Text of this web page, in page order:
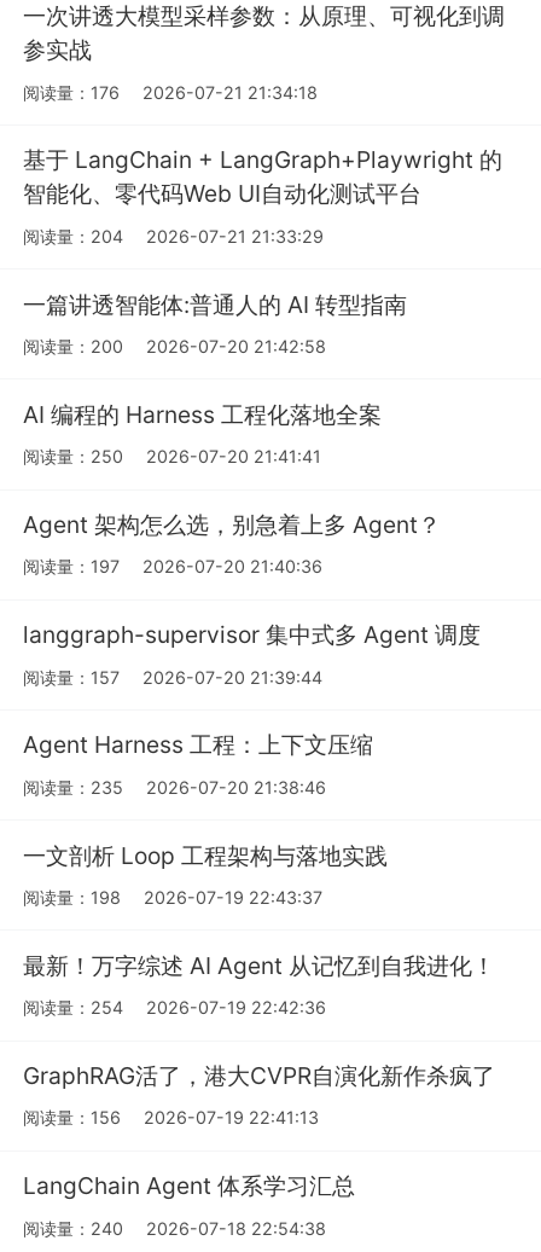
一次讲透大模型采样参数：从原理、可视化到调
参实战
阅读量：176 2026-07-21 21:34:18
基于 LangChain + LangGraph+Playwright 的
智能化、零代码Web UI自动化测试平台
阅读量：204 2026-07-21 21:33:29
一篇讲透智能体:普通人的 AI 转型指南
阅读量：200 2026-07-20 21:42:58
AI 编程的 Harness 工程化落地全案
阅读量：250 2026-07-20 21:41:41
Agent 架构怎么选，别急着上多 Agent？
阅读量：197 2026-07-20 21:40:36
langgraph-supervisor 集中式多 Agent 调度
阅读量：157 2026-07-20 21:39:44
Agent Harness 工程：上下文压缩
阅读量：235 2026-07-20 21:38:46
一文剖析 Loop 工程架构与落地实践
阅读量：198 2026-07-19 22:43:37
最新！万字综述 AI Agent 从记忆到自我进化！
阅读量：254 2026-07-19 22:42:36
GraphRAG活了，港大CVPR自演化新作杀疯了
阅读量：156 2026-07-19 22:41:13
LangChain Agent 体系学习汇总
阅读量：240 2026-07-18 22:54:38